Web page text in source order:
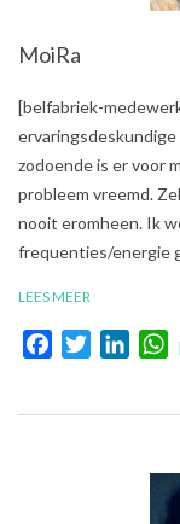
MoiRa
2017-
[belfabriek-
ervaringsdeskundige
zodoende is er voor
probleem vreemd.
nooit eromheen. Ik
frequenties/energie
LEES MEER
FacebookTwitter